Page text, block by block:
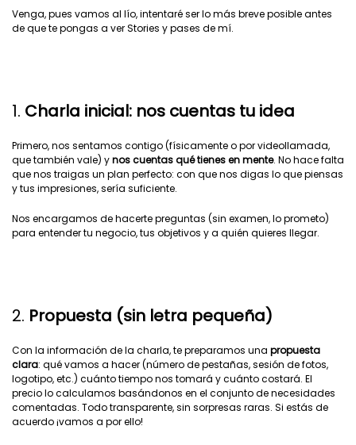
Venga, pues vamos al lío, intentaré ser lo más breve posible antes
de que te pongas a ver Stories y pases de mí.
1. Charla inicial: nos cuentas tu idea
Primero, nos sentamos contigo (físicamente o por videollamada,
que también vale) ynos cuentas qué tienes en mente. No hace falta
que nos traigas un plan perfecto: con que nos digas lo que piensas
y tus impresiones, sería suficiente.
Nos encargamos de hacerte preguntas (sin examen, lo prometo)
para entender tu negocio, tus objetivos y a quién quieres llegar.
2. Propuesta (sin letra pequeña)
Con la información de la charla, te preparamos una propuesta
clara: qué vamos a hacer (número de pestañas, sesión de fotos,
logotipo, etc.) cuánto tiempo nos tomará y cuánto costará. El
precio lo calculamos basándonos en el conjunto de necesidades
comentadas. Todo transparente, sin sorpresas raras. Si estás de
acuerdo ¡vamos a por ello!